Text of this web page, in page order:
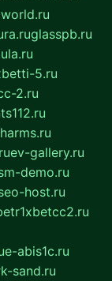
glasspb.ru
5.ru
2.ru
ev-gallery.ru
demo.ru
host.ru
e-abis1c.ru
sand.ru